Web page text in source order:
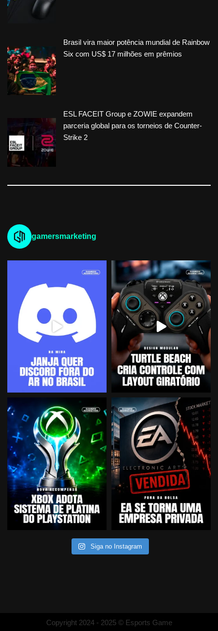
Brasil vira maior potência mundial de Rainbow
Six com US$ 17 milhões em prêmios
ESL FACEIT Group e ZOWIE expandem
parceria global para os torneios de Counter-
Strike 2
gamersmarketing
Siga no Instagram
Copyright 2024 - 2025 © Esports Game